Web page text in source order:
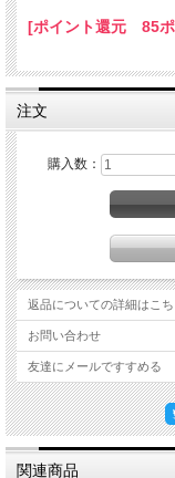
[ポイント還元 85
注文
購入数：
返品についての詳細はこち
お問い合わせ
友達にメールですすめる
関連商品